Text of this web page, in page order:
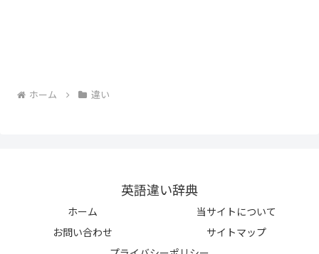
ホーム 違い
英語違い辞典
ホーム
当サイトについて
お問い合わせ
サイトマップ